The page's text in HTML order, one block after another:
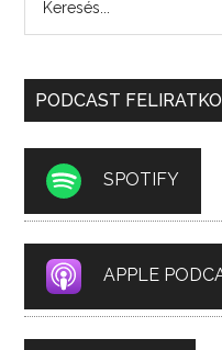
PODCAST
SPOTIFY
APPLE